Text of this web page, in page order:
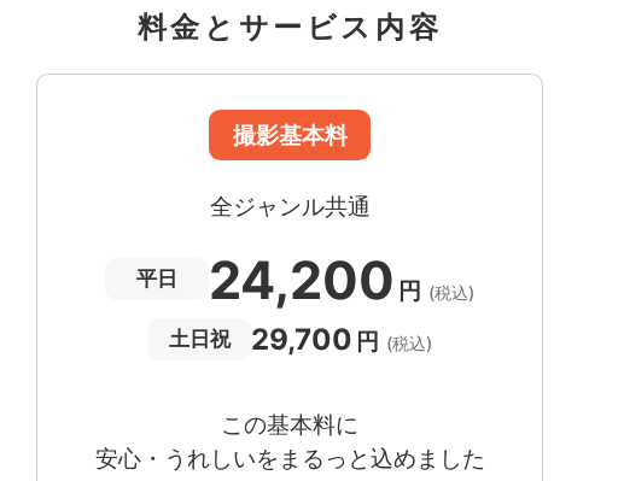
料金とサービス内容
急な体調・天候不良でも大丈夫
日時変更料が無料
あります。撮影日時・場所・フォトグラファーが
該当する場合、申込みフォームでお知らせしま